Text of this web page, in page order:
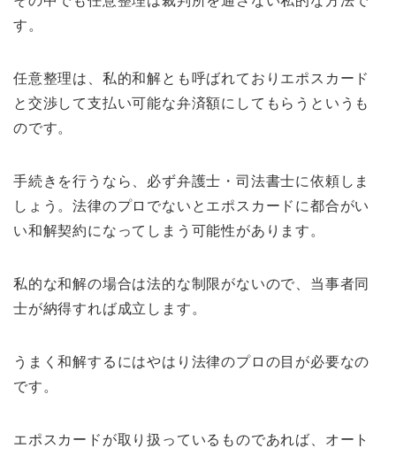
す。
任意整理は、私的和解とも呼ばれておりエポスカード
と交渉して支払い可能な弁済額にしてもらうというも
のです。
手続きを行うなら、必ず弁護士・司法書士に依頼しま
しょう。法律のプロでないとエポスカードに都合がい
い和解契約になってしまう可能性があります。
私的な和解の場合は法的な制限がないので、当事者同
士が納得すれば成立します。
うまく和解するにはやはり法律のプロの目が必要なの
です。
エポスカードが取り扱っているものであれば、オート